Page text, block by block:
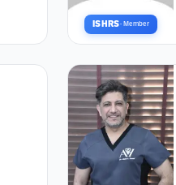
ISHRS· Member